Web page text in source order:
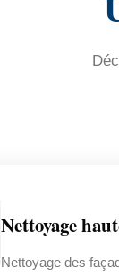
Nettoyage
Nettoyage des